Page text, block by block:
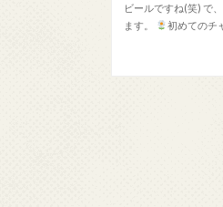
ビールですね(笑) で
ます。
初めてのチ